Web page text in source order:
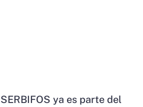
SERBIFOS ya es parte del